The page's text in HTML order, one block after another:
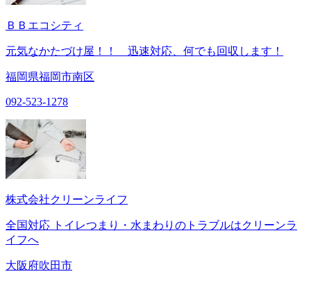
ＢＢエコシティ
元気なかたづけ屋！！ 迅速対応、何でも回収します！
福岡県福岡市南区
092-523-1278
株式会社クリーンライフ
全国対応 トイレつまり・水まわりのトラブルはクリーンラ
イフへ
大阪府吹田市